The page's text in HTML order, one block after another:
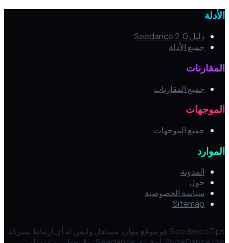
الأدلة
دليل Seedance 2.0
جميع الأدلة
المقارنات
جميع المقارنات
الموجهات
جميع الموجهات
الموارد
المدونة
حول
سياسة الخصوصية
Sitemap
SeedanceTips هو موقع موارد مستقل وليس له أي ارتباط بشركة